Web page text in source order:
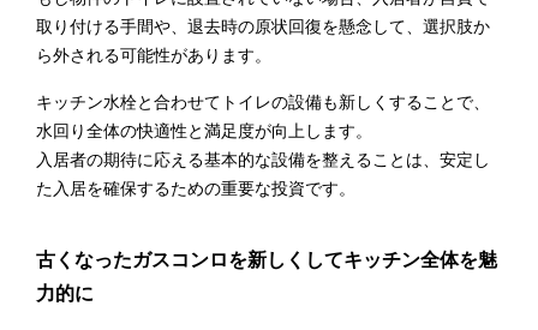
取り付ける手間や、退去時の原状回復を懸念して、選択肢か
ら外される可能性があります。
キッチン水栓と合わせてトイレの設備も新しくすることで、
水回り全体の快適性と満足度が向上します。
入居者の期待に応える基本的な設備を整えることは、安定し
た入居を確保するための重要な投資です。
古くなったガスコンロを新しくしてキッチン全体を魅
力的に